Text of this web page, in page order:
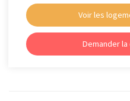
Voir les
Demander